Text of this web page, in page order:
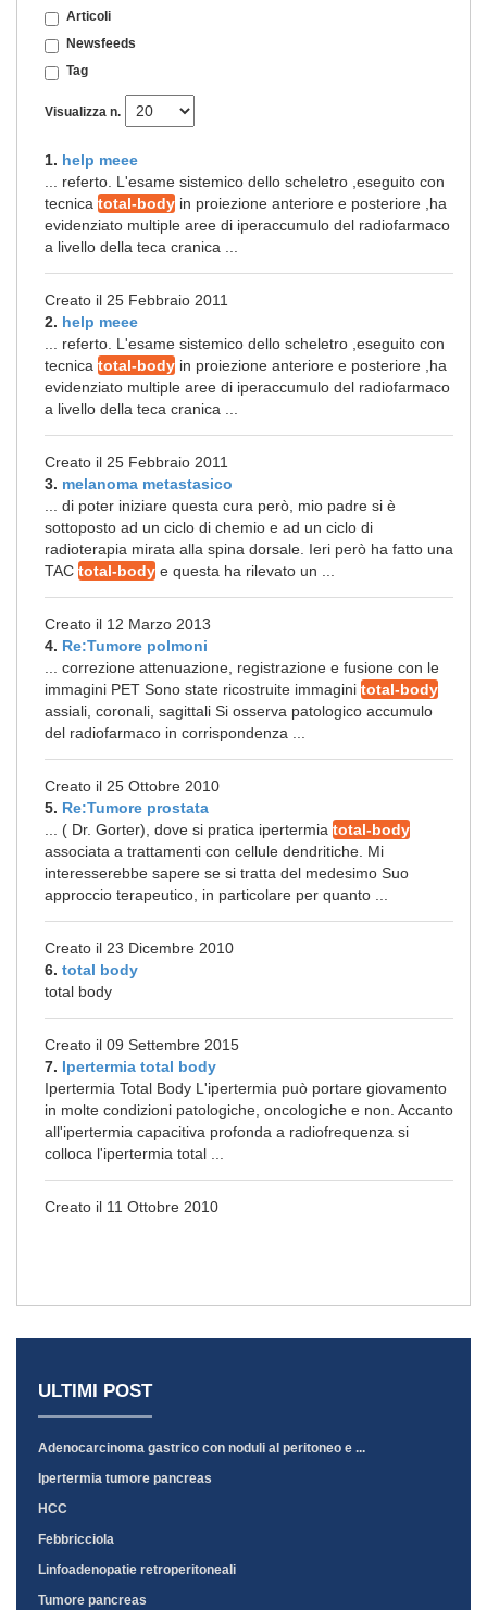
Articoli
Newsfeeds
Tag
Visualizza n.
1. help meee
... referto. L'esame sistemico dello scheletro ,eseguito con
tecnica total-body in proiezione anteriore e posteriore ,ha
evidenziato multiple aree di iperaccumulo del radiofarmaco
a livello della teca cranica ...
Creato il 25 Febbraio 2011
2. help meee
... referto. L'esame sistemico dello scheletro ,eseguito con
tecnica total-body in proiezione anteriore e posteriore ,ha
evidenziato multiple aree di iperaccumulo del radiofarmaco
a livello della teca cranica ...
Creato il 25 Febbraio 2011
3. melanoma metastasico
... di poter iniziare questa cura però, mio padre si è
sottoposto ad un ciclo di chemio e ad un ciclo di
radioterapia mirata alla spina dorsale. Ieri però ha fatto una
TAC total-body e questa ha rilevato un ...
Creato il 12 Marzo 2013
4. Re:Tumore polmoni
... correzione attenuazione, registrazione e fusione con le
immagini PET Sono state ricostruite immagini total-body
assiali, coronali, sagittali Si osserva patologico accumulo
del radiofarmaco in corrispondenza ...
Creato il 25 Ottobre 2010
5. Re:Tumore prostata
... ( Dr. Gorter), dove si pratica ipertermia total-body
associata a trattamenti con cellule dendritiche. Mi
interesserebbe sapere se si tratta del medesimo Suo
approccio terapeutico, in particolare per quanto ...
Creato il 23 Dicembre 2010
6. total body
total body
Creato il 09 Settembre 2015
7. Ipertermia total body
Ipertermia Total Body L'ipertermia può portare giovamento
in molte condizioni patologiche, oncologiche e non. Accanto
all'ipertermia capacitiva profonda a radiofrequenza si
colloca l'ipertermia total ...
Creato il 11 Ottobre 2010
ULTIMI POST
Adenocarcinoma gastrico con noduli al peritoneo e ...
Ipertermia tumore pancreas
HCC
Febbricciola
Linfoadenopatie retroperitoneali
Tumore pancreas